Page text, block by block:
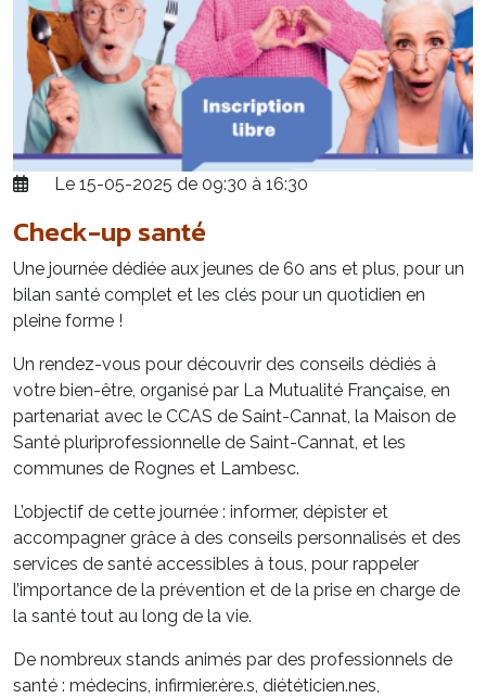
Le 15-05-2025 de 09:30 à 16:30
Check-up santé
Une journée dédiée aux jeunes de 60 ans et plus, pour un
bilan santé complet et les clés pour un quotidien en
pleine forme !
Un rendez-vous pour découvrir des conseils dédiés à
votre bien-être, organisé par La Mutualité Française, en
partenariat avec le CCAS de Saint-Cannat, la Maison de
Santé pluriprofessionnelle de Saint-Cannat, et les
communes de Rognes et Lambesc.
L’objectif de cette journée : informer, dépister et
accompagner grâce à des conseils personnalisés et des
services de santé accessibles à tous, pour rappeler
l’importance de la prévention et de la prise en charge de
la santé tout au long de la vie.
De nombreux stands animés par des professionnels de
santé : médecins, infirmier.ère.s, diététicien.nes,